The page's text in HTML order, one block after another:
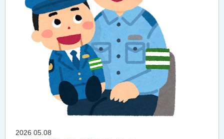
2026 05.08